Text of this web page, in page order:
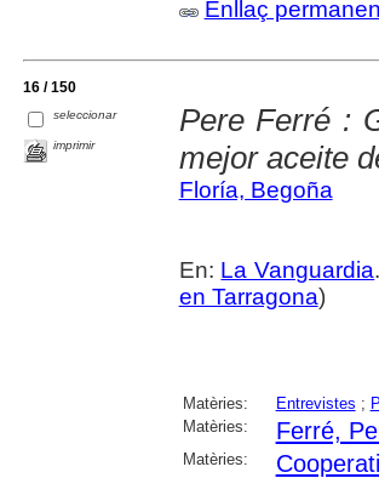
Enllaç
16 / 150
seleccionar
imprimir
Pere Ferré :
mejor aceite
Floría, Begoña
En: La Vanguardia
en Tarragona)
Matèries: Entrevistes ;
Matèries:
Ferré,
Matèries: